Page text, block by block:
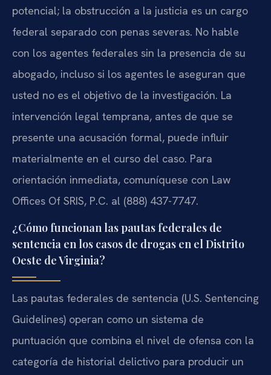
potencial; la obstrucción a la justicia es un cargo
federal separado con penas severas. No hable
con los agentes federales sin la presencia de su
abogado, incluso si los agentes le aseguran que
usted no es el objetivo de la investigación. La
intervención legal temprana, antes de que se
presente una acusación formal, puede influir
materialmente en el curso del caso. Para
orientación inmediata, comuníquese con Law
Offices Of SRIS, P.C. al (888) 437-7747.
¿Cómo funcionan las pautas federales de
sentencia en los casos de drogas en el Distrito
Oeste de Virginia?
Las pautas federales de sentencia (U.S. Sentencing
Guidelines) operan como un sistema de
puntuación que combina el nivel de ofensa con la
categoría de historial delictivo para producir un